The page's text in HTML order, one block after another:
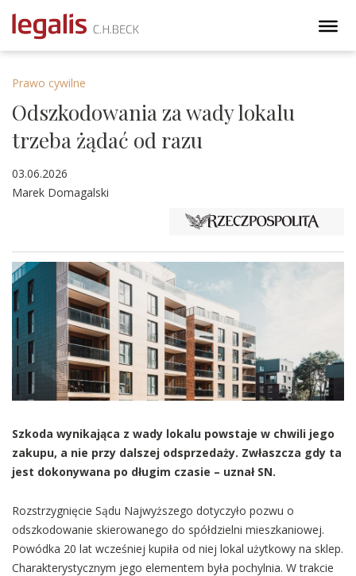
Prawo cywilne
Odszkodowania za wady lokalu
trzeba żądać od razu
03.06.2026
Marek Domagalski
Szkoda wynikająca z wady lokalu powstaje w chwili jego
zakupu, a nie przy dalszej odsprzedaży. Zwłaszcza gdy ta
jest dokonywana po długim czasie – uznał SN.
Rozstrzygnięcie Sądu Najwyższego dotyczyło pozwu o
odszkodowanie skierowanego do spółdzielni mieszkaniowej.
Powódka 20 lat wcześniej kupiła od niej lokal użytkowy na sklep.
Charakterystycznym jego elementem była pochylnia. W trakcie